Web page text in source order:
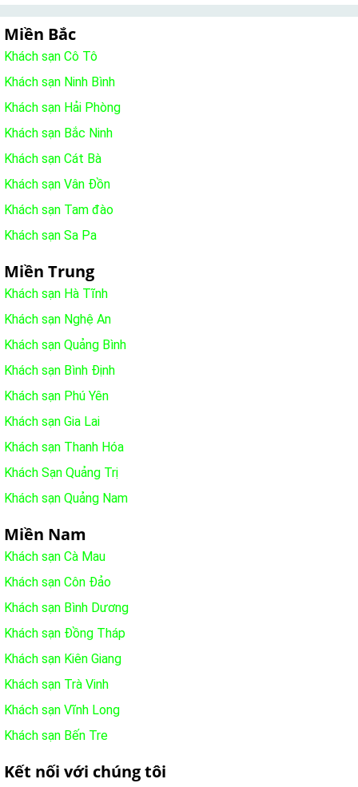
Miền Bắc
Khách sạn Cô Tô
Khách sạn Ninh Bình
Khách sạn Hải Phòng
Khách sạn Bắc Ninh
Khách sạn Cát Bà
Khách sạn Vân Đồn
Khách sạn Tam đào
Khách sạn Sa Pa
Miền Trung
Khách sạn Hà Tĩnh
Khách sạn Nghệ An
Khách sạn Quảng Bình
Khách sạn Bình Định
Khách sạn Phú Yên
Khách sạn Gia Lai
Khách sạn Thanh Hóa
Khách Sạn Quảng Trị
Khách sạn Quảng Nam
Miền Nam
Khách sạn Cà Mau
Khách sạn Côn Đảo
Khách sạn Bình Dương
Khách sạn Đồng Tháp
Khách sạn Kiên Giang
Khách sạn Trà Vinh
Khách sạn Vĩnh Long
Khách sạn Bến Tre
Kết nối với chúng tôi